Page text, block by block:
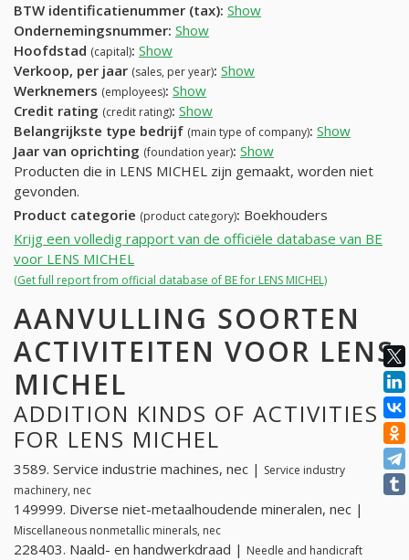
BTW identificatienummer (tax): Show
Ondernemingsnummer: Show
Hoofdstad (capital): Show
Verkoop, per jaar (sales, per year): Show
Werknemers (employees): Show
Credit rating (credit rating): Show
Belangrijkste type bedrijf (main type of company): Show
Jaar van oprichting (foundation year): Show
Producten die in LENS MICHEL zijn gemaakt, worden niet
gevonden.
Product categorie (product category): Boekhouders
Krijg een volledig rapport van de officiële database van BE
voor LENS MICHEL
(Get full report from official database of BE for LENS MICHEL)
AANVULLING SOORTEN
ACTIVITEITEN VOOR LENS
MICHEL
ADDITION KINDS OF ACTIVITIES
FOR LENS MICHEL
3589. Service industrie machines, nec | Service industry
machinery, nec
149999. Diverse niet-metaalhoudende mineralen, nec |
Miscellaneous nonmetallic minerals, nec
228403. Naald- en handwerkdraad | Needle and handicraft